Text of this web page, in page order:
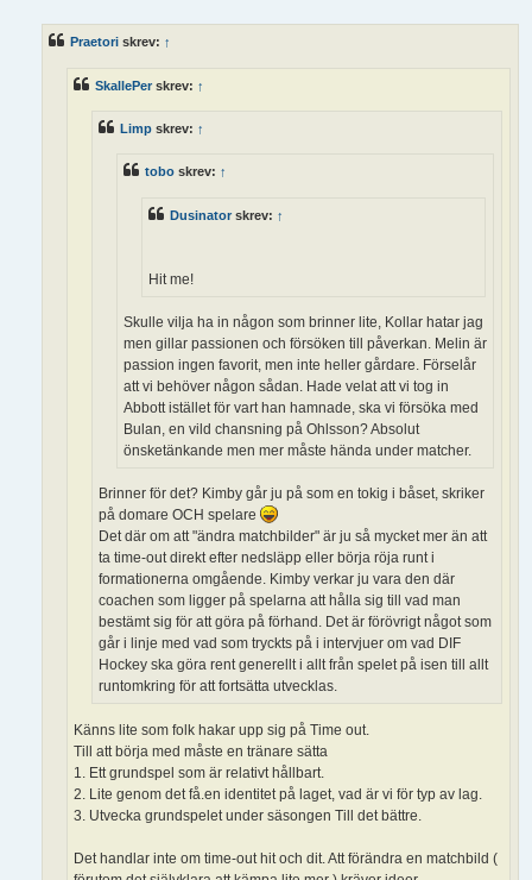
Praetori skrev: ↑
SkallePerskrev: ↑
Limp skrev: ↑
tobo skrev: ↑
Dusinator skrev: ↑
Hit me!
Skulle vilja ha in någon som brinner lite, Kollar hatar jag
men gillar passionen och försöken till påverkan. Melin är
passion ingen favorit, men inte heller gårdare. Förselår
att vi behöver någon sådan. Hade velat att vi tog in
Abbott istället för vart han hamnade, ska vi försöka med
Bulan, en vild chansning på Ohlsson? Absolut
önsketänkande men mer måste hända under matcher.
Brinner för det? Kimby går ju på som en tokig i båset, skriker
på domare OCH spelare
Det där om att "ändra matchbilder" är ju så mycket mer än att
ta time-out direkt efter nedsläpp eller börja röja runt i
formationerna omgående. Kimby verkar ju vara den där
coachen som ligger på spelarna att hålla sig till vad man
bestämt sig för att göra på förhand. Det är förövrigt något som
går i linje med vad som tryckts på i intervjuer om vad DIF
Hockey ska göra rent generellt i allt från spelet på isen till allt
runtomkring för att fortsätta utvecklas.
Känns lite som folk hakar upp sig på Time out.
Till att börja med måste en tränare sätta
1. Ett grundspel som är relativt hållbart.
2. Lite genom det få.en identitet på laget, vad är vi för typ av lag.
3. Utvecka grundspelet under säsongen Till det bättre.
Det handlar inte om time-out hit och dit. Att förändra en matchbild (